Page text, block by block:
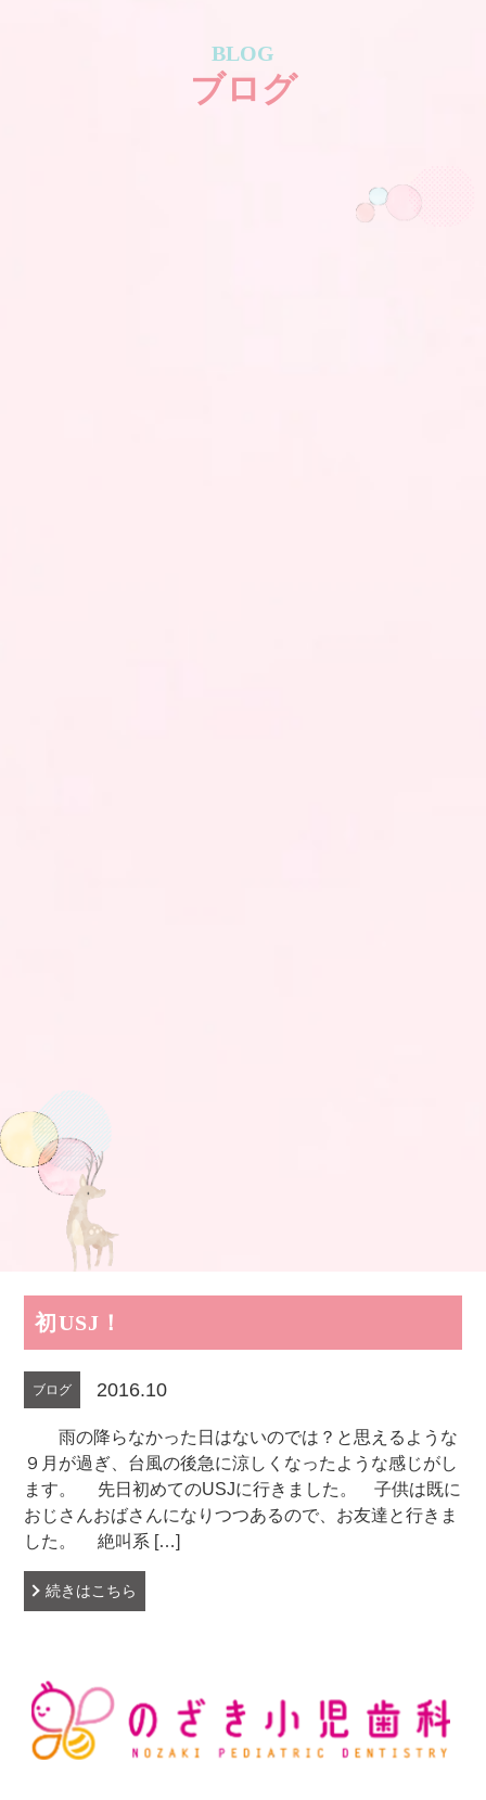
BLOG
ブログ
初USJ！
ブログ 2016.10
雨の降らなかった日はないのでは？と思えるような
９月が過ぎ、台風の後急に涼しくなったような感じがし
ます。 先日初めてのUSJに行きました。 子供は既に
おじさんおばさんになりつつあるので、お友達と行きま
した。 絶叫系 […]
続きはこちら